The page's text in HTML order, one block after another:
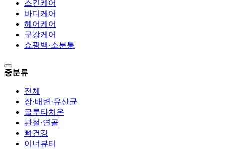
스킨케어
바디케어
헤어케어
구강케어
쇼핑백·소분통
중분류
전체
장·배변·유산균
글루타치온
관절·연골
뼈건강
이너뷰티